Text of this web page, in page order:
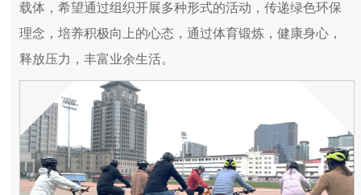
载体，希望通过组织开展多种形式的活动，传递绿色环保
理念，培养积极向上的心态，通过体育锻炼，健康身心，
释放压力，丰富业余生活。